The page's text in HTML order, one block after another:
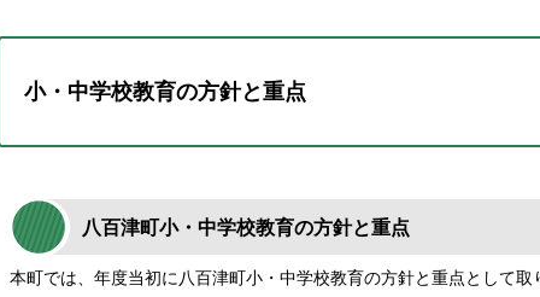
小・中学校教育の方針と重点
八百津町小・中学校教育の方針と重点
本町では、年度当初に八百津町小・中学校教育の方針と重点として取